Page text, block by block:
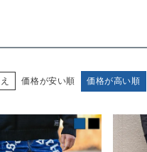
価格が安い順 価格が高い順